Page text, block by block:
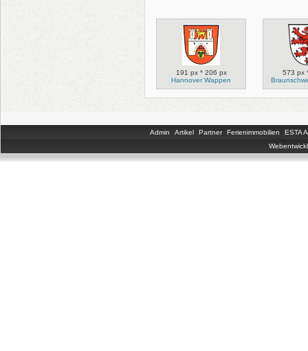
191 px * 206 px
Hannover Wappen
573 px
Admin Artikel Partner Ferienimmobilien
ESTA